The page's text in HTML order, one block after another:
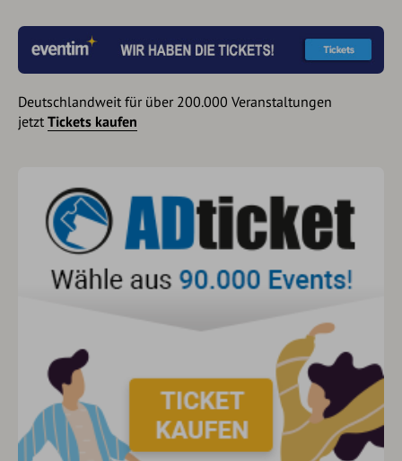
Deutschlandweit für über 200.000 Veranstaltungen
jetzt Tickets kaufen